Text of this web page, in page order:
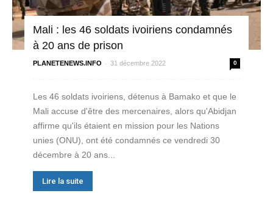
Mali : les 46 soldats ivoiriens condamnés
à 20 ans de prison
PLANETENEWS.INFO - 31 décembre 2022 0
Les 46 soldats ivoiriens, détenus à Bamako et que le
Mali accuse d'être des mercenaires, alors qu'Abidjan
affirme qu'ils étaient en mission pour les Nations
unies (ONU), ont été condamnés ce vendredi 30
décembre à 20 ans...
Lire la suite